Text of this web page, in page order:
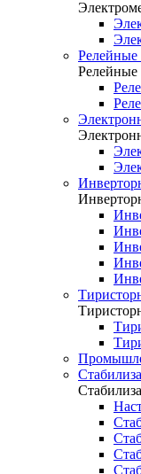
Релейные
Релейные